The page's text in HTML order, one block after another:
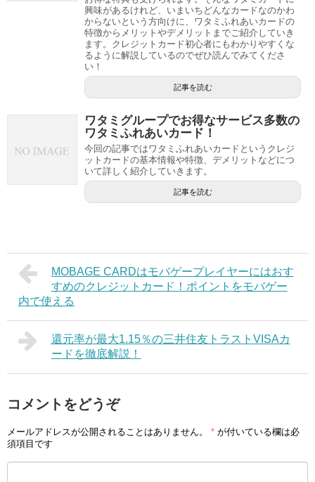
興味があるけれど、いまいちどんなカードなのかわ
からないという方向けに、ワタミふれあいカードの
特徴からメリットやデメリットまでご紹介していき
ます。クレジットカード初心者にもわかりやすくな
るように解説しているのでぜひ読んでみてくださ
い！
記事を読む
ワタミグループでお得なサービス多数の
ワタミふれあいカード！
今回の記事ではワタミふれあいカードというクレジ
ットカードの基本情報や特徴、デメリットなどにつ
いて詳しく紹介していきます。
記事を読む
MOBAGE CARDはモバゲープレイヤーにはおす
すめのクレジットカード！ポイントをモバゲー
内で使える
還元率が最大1.15％の三井住友トラストVISAカ
ードを徹底解説！
コメントをどうぞ
メールアドレスが公開されることはありません。 * が付いている欄は必
須項目です